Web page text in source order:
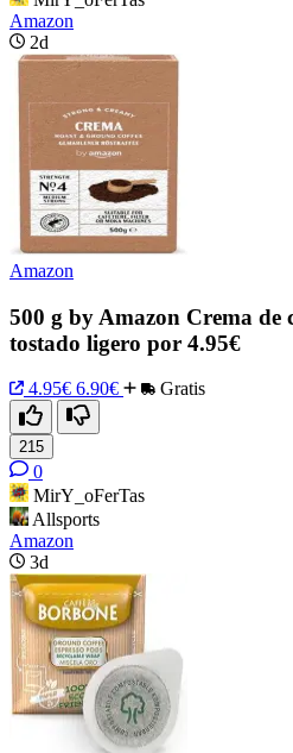
Amazon
2d
Amazon
500 g by Amazon Crema de
tostado ligero por 4.95€
4.95€ 6.90€ Gratis
215
0
MirY_oFerTas
Allsports
Amazon
3d